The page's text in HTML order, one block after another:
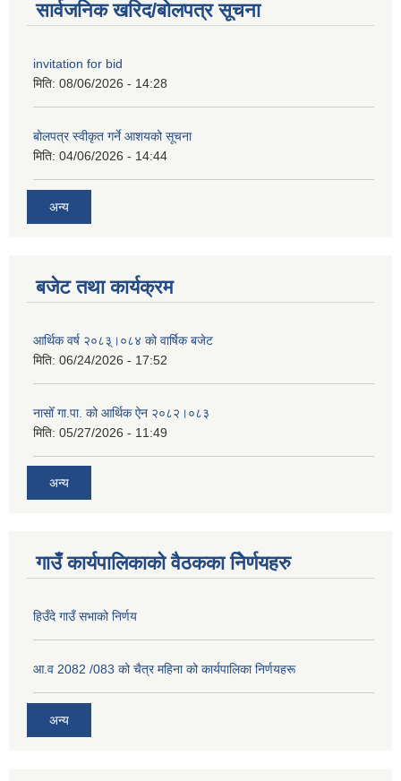
सार्वजनिक खरिद/बोलपत्र सूचना
invitation for bid
मिति: 08/06/2026 - 14:28
बोलपत्र स्वीकृत गर्ने आशयको सूचना
मिति: 04/06/2026 - 14:44
अन्य
बजेट तथा कार्यक्रम
आर्थिक वर्ष २०८३्।०८४ को वार्षिक बजेट
मिति: 06/24/2026 - 17:52
नासोँ गा.पा. को आर्थिक ऐन २०८२।०८३
मिति: 05/27/2026 - 11:49
अन्य
गाउँ कार्यपालिकाको वैठकका निेर्णयहरु
हिउँदे गाउँ सभाको निर्णय
आ.व 2082 /083 को चैत्र महिना को कार्यपालिका निर्णयहरू
अन्य